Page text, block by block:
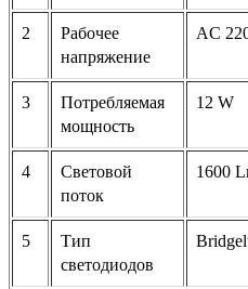
2
Рабочее
напряжение
AC
3
Потребляемая
мощность
12 W
4
Световой
поток
1600
5
Тип
светодиодов